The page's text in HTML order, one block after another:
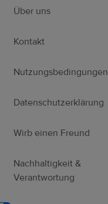
Über uns
Kontakt
Nutzungsbedingungen
Datenschutzerklärung
Wirb einen Freund
Nachhaltigkeit &
Verantwortung